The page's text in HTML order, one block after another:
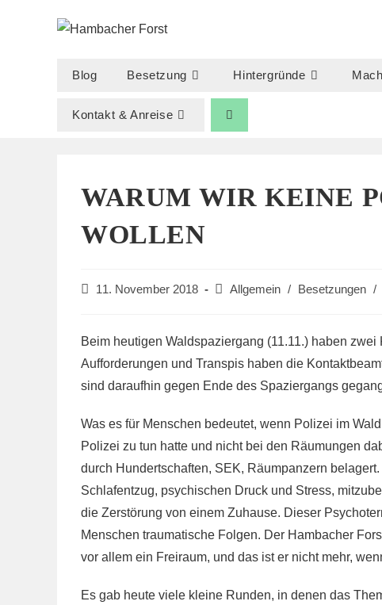
Blog Besetzung Hintergründe
Kontakt & Anreise
WARUM WIR KEINE
WOLLEN
Beitrag11. November 2018
Beitrags-
Allgemein / Besetzungen /
Beim heutigen Waldspaziergang (11.11.) haben
Aufforderungen und Transpis haben die
sind daraufhin gegen Ende des Spaziergangs
Was es für Menschen bedeutet, wenn Polizei im
Polizei zu tun hatte und nicht bei den Räumungen
durch Hundertschaften, SEK, Räumpanzern
Schlafentzug, psychischen Druck und Stress,
die Zerstörung von einem Zuhause. Dieser
Menschen traumatische Folgen. Der Hambacher
vor allem ein Freiraum, und das ist er nicht mehr,
Es gab heute viele kleine Runden, in denen das